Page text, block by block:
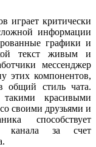
играет критически
информации
графики и
текст живым и
мессенджер
этих компонентов,
общий стиль чата.
красивыми
своими друзьями и
способствует
канала за счет